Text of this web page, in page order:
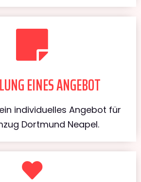
EINES ANGEBOT
individuelles Angebot für
Dortmund Neapel.